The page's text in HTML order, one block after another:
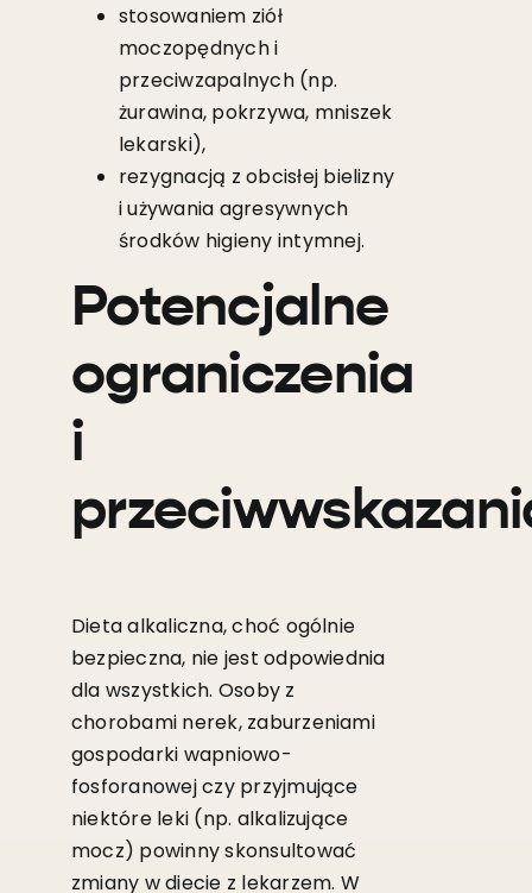
stosowaniem ziół
moczopędnych i
przeciwzapalnych (np.
żurawina, pokrzywa, mniszek
lekarski),
rezygnacją z obcisłej bielizny
i używania agresywnych
środków higieny intymnej.
Potencjalne
ograniczenia
i
Dieta alkaliczna, choć ogólnie
bezpieczna, nie jest odpowiednia
dla wszystkich. Osoby z
chorobami nerek, zaburzeniami
gospodarki wapniowo-
fosforanowej czy przyjmujące
niektóre leki (np. alkalizujące
mocz) powinny skonsultować
zmiany w diecie z lekarzem. W